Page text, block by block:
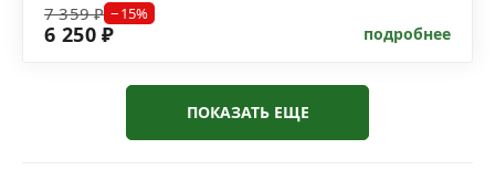
7 359 ₽ −15%
6 250 ₽ подробнее
ПОКАЗАТЬ ЕЩЕ